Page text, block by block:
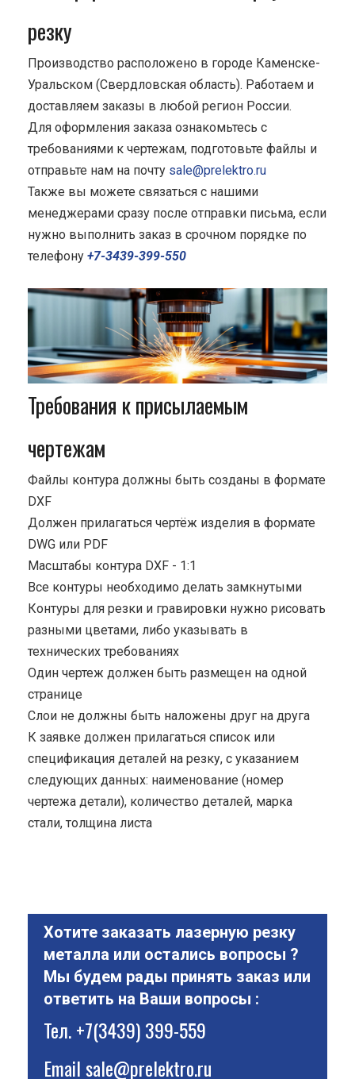
резку
Производство расположено в городе Каменске-
Уральском (Свердловская область). Работаем и
доставляем заказы в любой регион России.
Для оформления заказа ознакомьтесь с
требованиями к чертежам, подготовьте файлы и
отправьте нам на почту sale@prelektro.ru
Также вы можете связаться с нашими
менеджерами сразу после отправки письма, если
нужно выполнить заказ в срочном порядке по
телефону +7-3439-399-550
Требования к присылаемым
чертежам
Файлы контура должны быть созданы в формате
DXF
Должен прилагаться чертёж изделия в формате
DWG или PDF
Масштабы контура DXF - 1:1
Все контуры необходимо делать замкнутыми
Контуры для резки и гравировки нужно рисовать
разными цветами, либо указывать в
технических требованиях
Один чертеж должен быть размещен на одной
странице
Cлои не должны быть наложены друг на друга
К заявке должен прилагаться список или
спецификация деталей на резку, с указанием
следующих данных: наименование (номер
чертежа детали), количество деталей, марка
стали, толщина листа
Хотите заказать лазерную резку
металла или остались вопросы ?
Мы будем рады принять заказ или
ответить на Ваши вопросы :
Тел.+7(3439) 399-559
Emailsale@prelektro.ru